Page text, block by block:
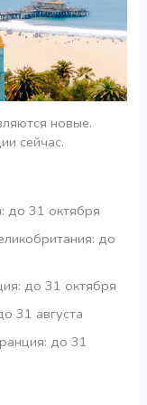
новые.
сейчас.
до 31 октября
до
до 31 октября
31 августа
до 31